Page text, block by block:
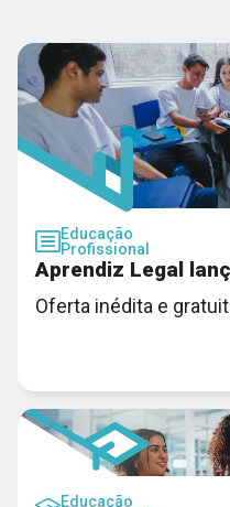
Educação
Profissional
Aprendiz Legal
Oferta inédita e
Educação